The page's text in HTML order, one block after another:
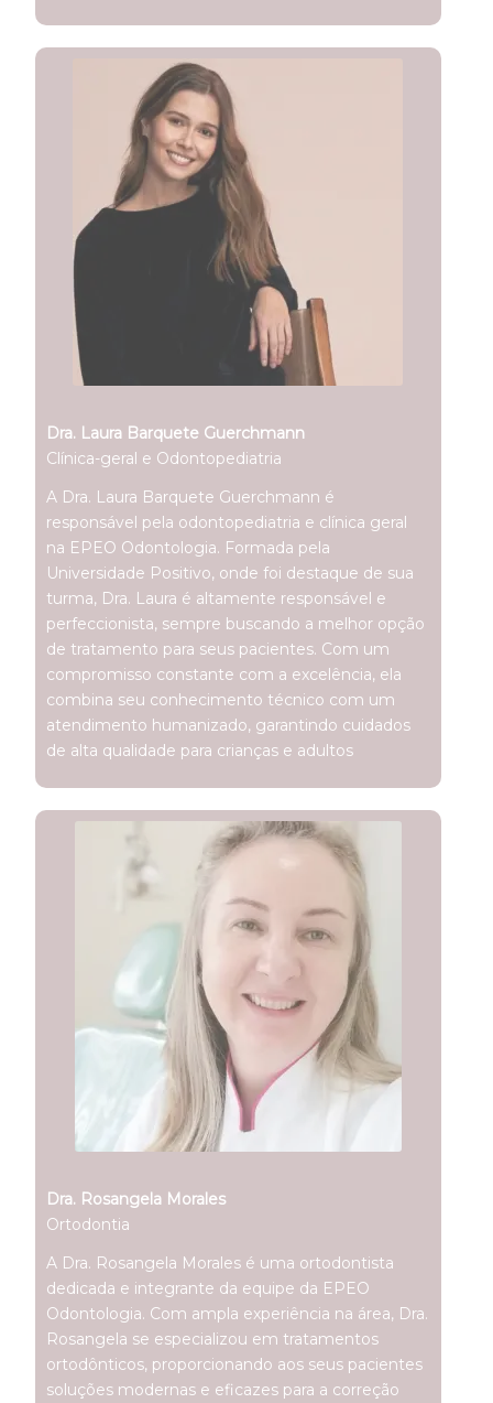
Dra. Laura Barquete Guerchmann
Clínica-geral e Odontopediatria
A Dra. Laura Barquete Guerchmann é
responsável pela odontopediatria e clínica geral
na EPEO Odontologia. Formada pela
Universidade Positivo, onde foi destaque de sua
turma, Dra. Laura é altamente responsável e
perfeccionista, sempre buscando a melhor opção
de tratamento para seus pacientes. Com um
compromisso constante com a excelência, ela
combina seu conhecimento técnico com um
atendimento humanizado, garantindo cuidados
de alta qualidade para crianças e adultos
Dra. Rosangela Morales
Ortodontia
A Dra. Rosangela Morales é uma ortodontista
dedicada e integrante da equipe da EPEO
Odontologia. Com ampla experiência na área, Dra.
Rosangela se especializou em tratamentos
ortodônticos, proporcionando aos seus pacientes
soluções modernas e eficazes para a correção